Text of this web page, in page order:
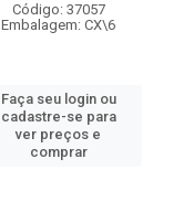
Código: 37057
Embalagem: CX\6
Faça seu login ou
cadastre-se para
ver preços e
comprar